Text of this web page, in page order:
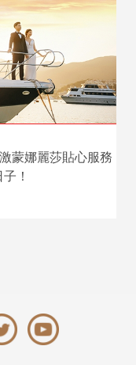
蒙娜麗莎貼心服務
！